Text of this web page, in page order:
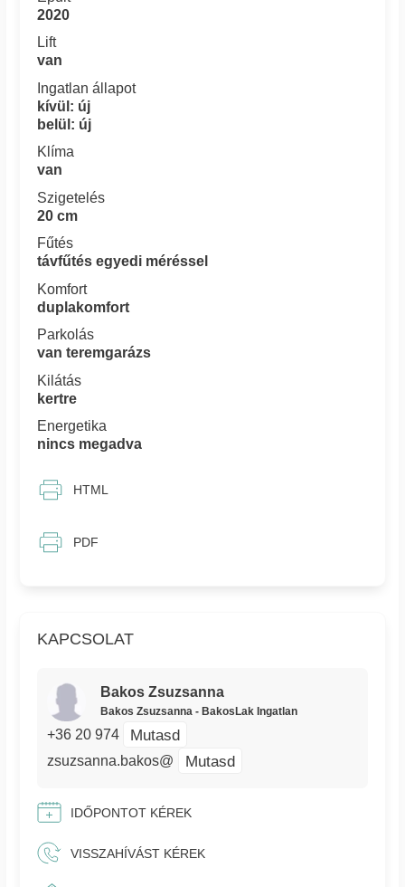
KAPCSOLAT
Bakos Zsuzsanna
Bakos Zsuzsanna - BakosLak Ingatlan
+36 20 974 Mutasd
zsuzsanna.bakos@ Mutasd
IDŐPONTOT KÉREK
VISSZAHÍVÁST KÉREK
2020
Lift
van
Ingatlan állapot
kívül: új
belül: új
Klíma
van
Szigetelés
20 cm
Fűtés
távfűtés egyedi méréssel
Komfort
duplakomfort
Parkolás
van teremgarázs
Kilátás
kertre
Energetika
nincs megadva
HTML
PDF